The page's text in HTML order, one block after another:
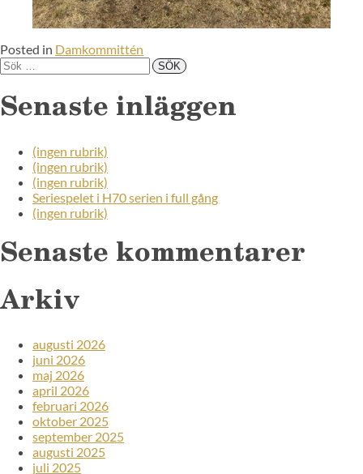
Posted in Damkommittén
Senaste inläggen
(ingen rubrik)
(ingen rubrik)
(ingen rubrik)
Seriespelet i H70 serien i full gång
(ingen rubrik)
Senaste kommentarer
Arkiv
augusti 2026
juni 2026
maj 2026
april 2026
februari 2026
oktober 2025
september 2025
augusti 2025
juli 2025